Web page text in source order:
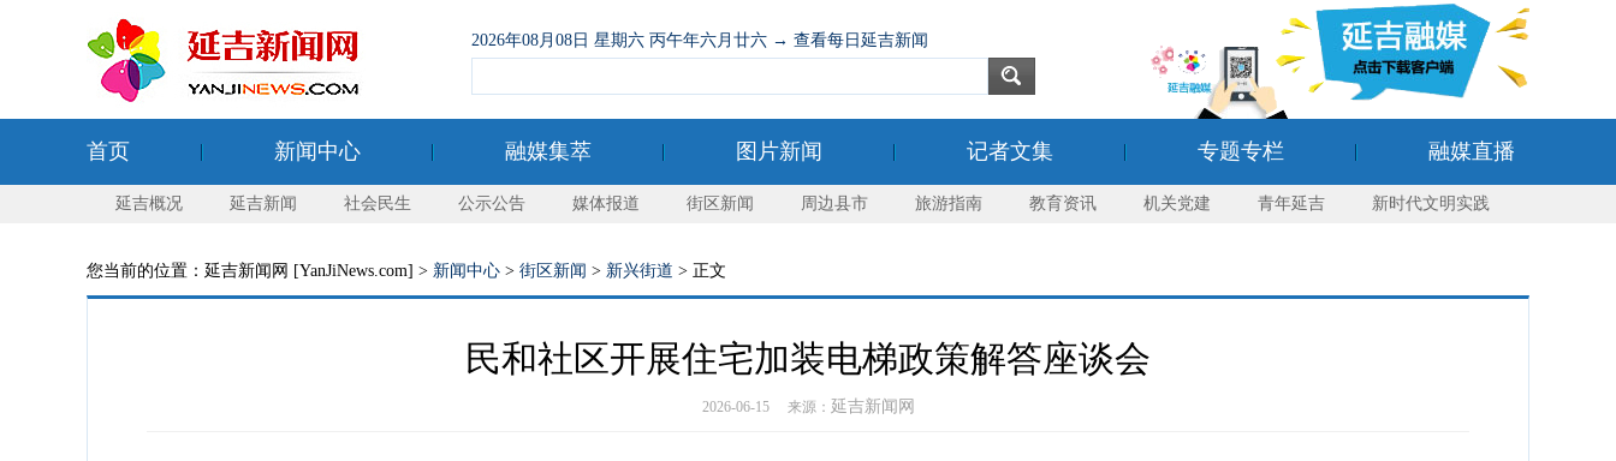
2026年08月08日 星期六 丙午年六月廿六 → 查看每日延吉新闻
首页 新闻中心 融媒集萃 图片新闻 记者文集 专题专栏 融媒直播
延吉概况 延吉新闻 社会民生 公示公告 媒体报道 街区新闻 周边县市 旅游指南 教育资讯 机关党建 青年延吉 新时代文明实践
您当前的位置：延吉新闻网 [YanJiNews.com] > 新闻中心 > 街区新闻 > 新兴街道 > 正文
民和社区开展住宅加装电梯政策解答座谈会
2026-06-15 来源： 延吉新闻网